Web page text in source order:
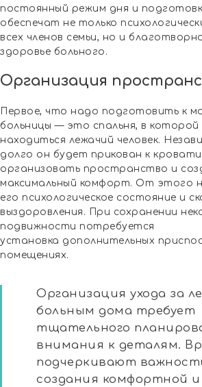
постоянный режим дня и
обеспечат не только
всех членов семьи, но и
здоровье больного.
Организация
Первое, что надо подготовить к
больницы — это спальня, в
находиться лежачий человек.
долго он будет прикован к
организовать пространство и
максимальный комфорт. От этого
его психологическое состояние и
выздоровления. При сохранении
подвижности потребуется
установка дополнительных
помещениях.
Организация ухода за
больным дома требует
тщательного
внимания к деталям.
подчеркивают
создания комфортной и